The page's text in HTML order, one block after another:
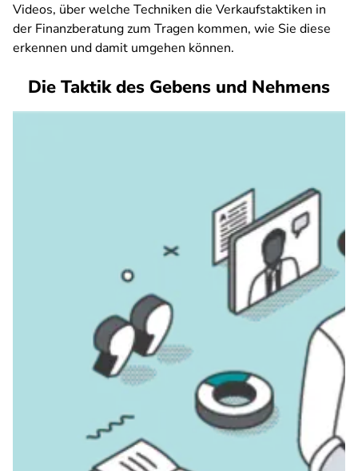
Videos, über welche Techniken die Verkaufstaktiken in
der Finanzberatung zum Tragen kommen, wie Sie diese
erkennen und damit umgehen können.
Die Taktik des Gebens und Nehmens